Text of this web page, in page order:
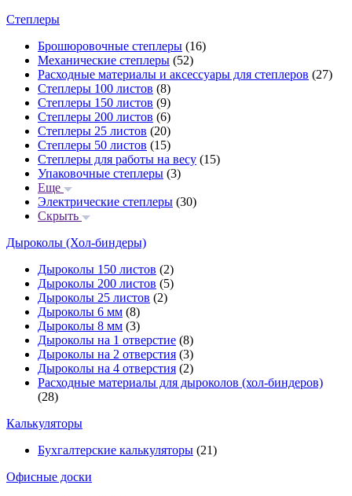
Степлеры
Брошюровочные степлеры (16)
Механические степлеры (52)
Расходные материалы и аксессуары для степлеров (27)
Степлеры 100 листов (8)
Степлеры 150 листов (9)
Степлеры 200 листов (6)
Степлеры 25 листов (20)
Степлеры 50 листов (15)
Степлеры для работы на весу (15)
Упаковочные степлеры (3)
Еще
Электрические степлеры (30)
Скрыть
Дыроколы (Хол-биндеры)
Дыроколы 150 листов (2)
Дыроколы 200 листов (5)
Дыроколы 25 листов (2)
Дыроколы 6 мм (8)
Дыроколы 8 мм (3)
Дыроколы на 1 отверстие (8)
Дыроколы на 2 отверстия (3)
Дыроколы на 4 отверстия (2)
Расходные материалы для дыроколов (хол-биндеров)
(28)
Калькуляторы
Бухгалтерские калькуляторы (21)
Офисные доски